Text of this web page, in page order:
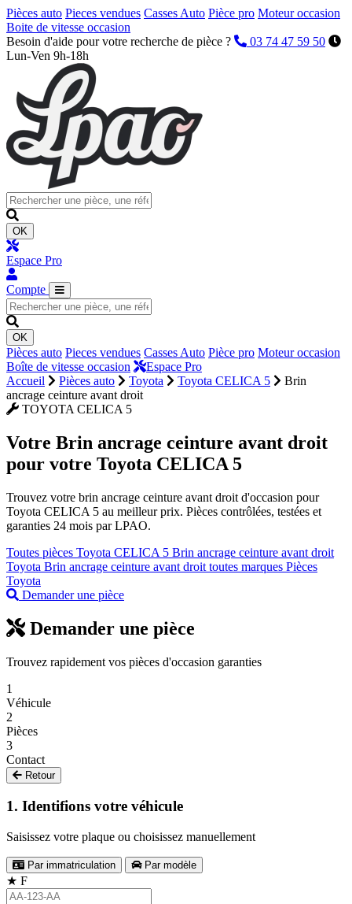
Pièces auto Pieces vendues Casses Auto Pièce pro Moteur occasion
Boite de vitesse occasion
Besoin d'aide pour votre recherche de pièce ?
03 74 47 59 50
Lun-Ven 9h-18h
OK
Espace Pro
Compte
OK
Pièces auto Pieces vendues Casses Auto Pièce pro Moteur occasion
Boîte de vitesse occasion
Espace Pro
Accueil
Pièces auto Toyota Toyota CELICA 5
Brin
ancrage ceinture avant droit
TOYOTA CELICA 5
Votre Brin ancrage ceinture avant droit
pour votre Toyota CELICA 5
Trouvez votre brin ancrage ceinture avant droit d'occasion pour
Toyota CELICA 5 au meilleur prix. Pièces contrôlées, testées et
garanties 24 mois par LPAO.
Toutes pièces Toyota CELICA 5 Brin ancrage ceinture avant droit
Toyota Brin ancrage ceinture avant droit toutes marques Pièces
Toyota
Demander une pièce
Demander une pièce
Trouvez rapidement vos pièces d'occasion garanties
1
Véhicule
2
Pièces
3
Contact
Retour
1. Identifions votre véhicule
Saisissez votre plaque ou choisissez manuellement
Par immatriculation Par modèle
★ F